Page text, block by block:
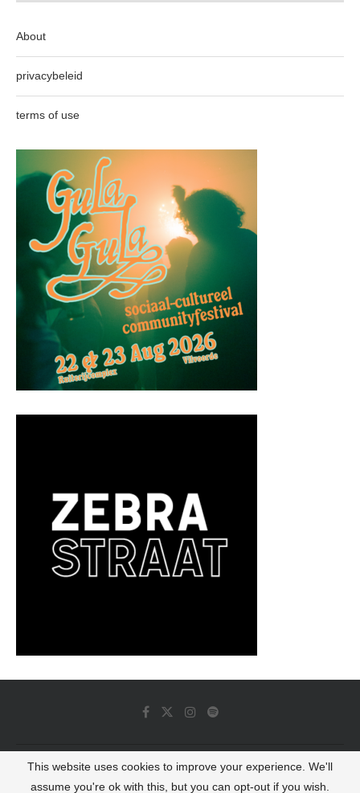
About
privacybeleid
terms of use
© 2022 - Luminous Dash All Rights Reserved
This website uses cookies to improve your experience. We'll
assume you're ok with this, but you can opt-out if you wish.